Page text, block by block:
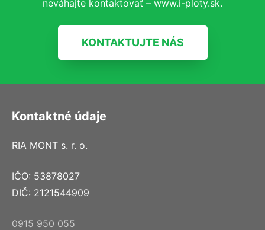
neváhajte kontaktovať – www.i-ploty.sk.
KONTAKTUJTE NÁS
Kontaktné údaje
RIA MONT s. r. o.
IČO: 53878027
DIČ: 2121544909
0915 950 055